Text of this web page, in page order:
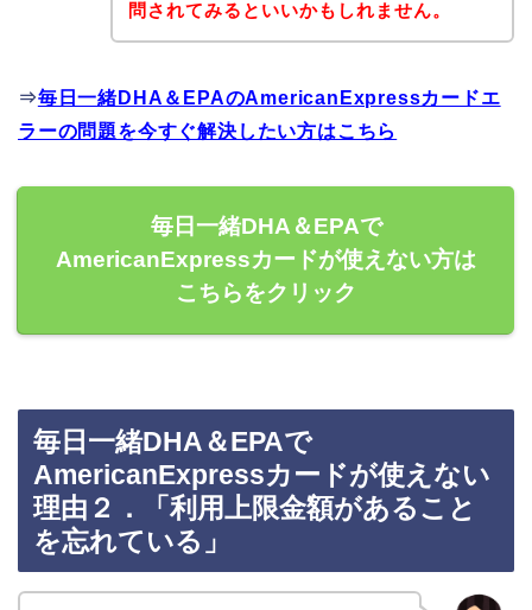
問されてみるといいかもしれません。
⇒毎日一緒DHA＆EPAのAmericanExpressカードエ
ラーの問題を今すぐ解決したい方はこちら
毎日一緒DHA＆EPAで
AmericanExpressカードが使えない方は
こちらをクリック
毎日一緒DHA＆EPAで
AmericanExpressカードが使えない
理由２．「利用上限金額があること
を忘れている」